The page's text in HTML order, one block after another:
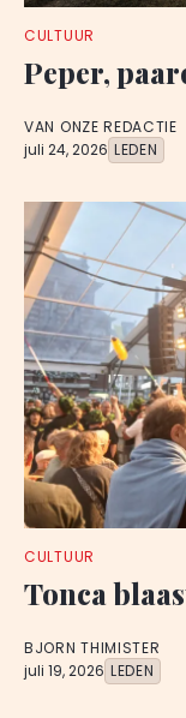
CULTUUR
Peper,
VAN ONZE REDACTIE
juli 24, 2026 LEDEN
CULTUUR
Tonca
BJORN THIMISTER
juli 19, 2026 LEDEN